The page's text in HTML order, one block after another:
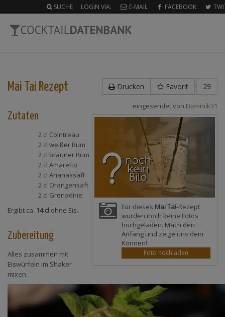
SUCHE LOGIN VIA: E-MAIL FACEBOOK
Drucken Favorit 29
Mai Tai Rezept
eingesendet von Dominik31
Für dieses Mai Tai-Rezept
wurden noch keine Fotos
hochgeladen. Mach den
Anfang und zeige uns dein
Können!
Foto hochladen
Zutaten
2 cl Cointreau
2 cl weißer Rum
2 cl brauner Rum
2 cl Amaretto
2 cl Ananassaft
2 cl Orangensaft
2 cl Grenadine
Ergibt ca. 14 cl ohne Eis.
Zubereitung
Alles zusammen mit
Eiswürfeln im Shaker
mixen.